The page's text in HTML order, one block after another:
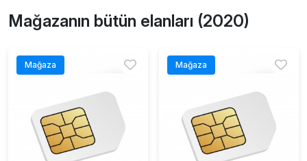
Mağazanın bütün elanları (2020)
Mağaza Mağaza